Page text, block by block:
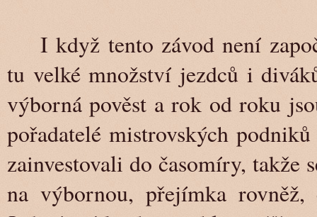
I když tento závod není
tu velké množství jezdců i
výborná pověst a rok od roku
pořadatelé mistrovských
zainvestovali do časomíry, takže
na výbornou, přejímka